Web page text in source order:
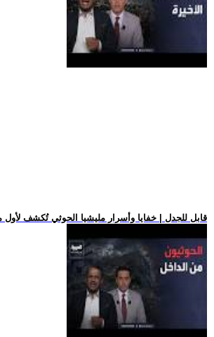
.. قابل للجدل | خفايا وأسرار مليشيا الحوثي تُكشف